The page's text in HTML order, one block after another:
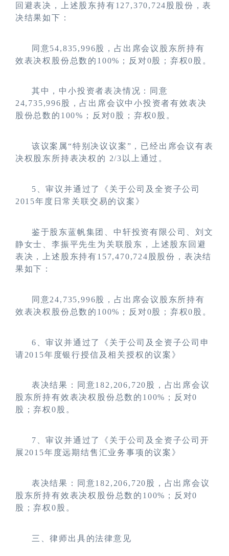
回避表决，上述股东持有127,370,724股股份，表
决结果如下：
同意54,835,996股，占出席会议股东所持有
效表决权股份总数的100%；反对0股；弃权0股。
其中，中小投资者表决情况：同意
24,735,996股，占出席会议中小投资者有效表决
股份总数的100%；反对0股；弃权0股。
该议案属“特别决议议案”，已经出席会议有表
决权股东所持表决权的 2/3以上通过。
5 、审议并通过了
《关于公司及全资子公司
2015年度日常关联交易的议案》
鉴于股东蓝帆集团、中轩投资有限公司、刘文
静女士、李振平先生为关联股东，上述股东回避
表决，上述股东持有157,470,724股股份，表决结
果如下：
同意24,735,996股，占出席会议股东所持有
效表决权股份总数的100%；反对0股；弃权0股。
6 、审议并通过了
《关于公司及全资子公司申
请2015年度银行授信及相关授权的议案》
表决结果：同意182,206,720股，占出席会议
股东所持有效表决权股份总数的100%；反对0
股；弃权0股。
7 、审议并通过了《关于公司及全资子公司开
展2015年度远期结售汇业务事项的议案》
表决结果：同意182,206,720股，占出席会议
股东所持有效表决权股份总数的100%；反对0
股；弃权0股。
三、律师出具的法律意见